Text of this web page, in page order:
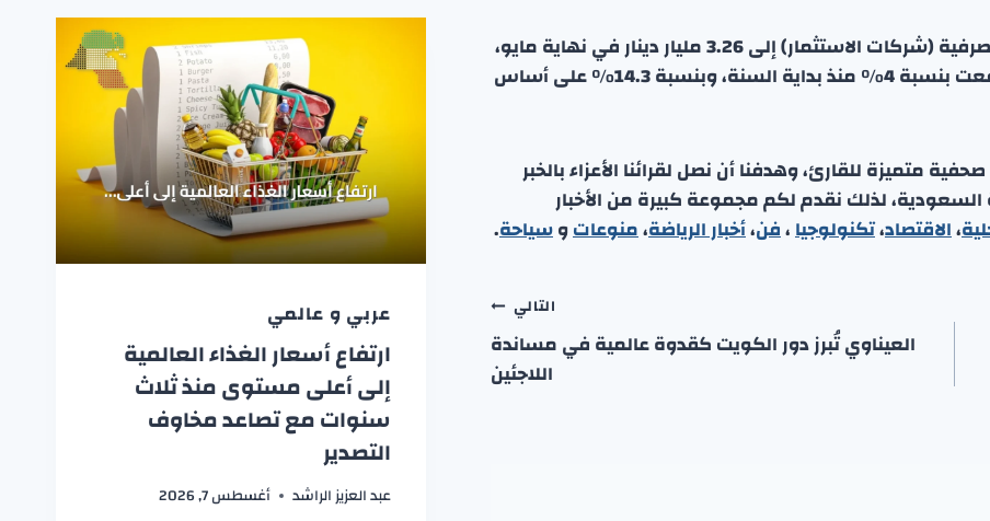
وصلت القروض الممنوحة للمؤسسات المالية غير المصرفية (شركات الاستثمار) إلى 3.26 مليار دينار في نهاية مايو،
منخفضة بنسبة 0.9% على أساس شهري، لكنها ارتفعت بنسبة 4% منذ بداية السنة، وبنسبة 14.3% على أساس
متميزة للقارئ، وهدفنا أن نصل لقرائنا الأعزاء بالخبر
السعودية، لذلك نقدم لكم مجموعة كبيرة من الأخبار
،الاقتصاد،تكنولوجيا،فن،أخبار الرياضة،منوعاتوسياحة.
التالي
العيناوي تُبرز دور الكويت كقدوة عالمية في مساندة
اللاجئين
عربي و عالمي
ارتفاع أسعار الغذاء العالمية
إلى أعلى مستوى منذ ثلاث
سنوات مع تصاعد مخاوف
التصدير
عبد العزيز الراشد أغسطس 7, 2026